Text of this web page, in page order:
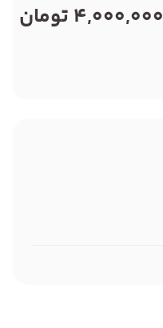
4,000,000 تومان